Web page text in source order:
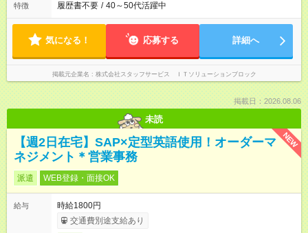
特徴 履歴書不要 / 40～50代活躍中
気になる！ 応募する 詳細へ
掲載元企業名 株式会社スタッフサービス ＩＴソリューションブロック
掲載日：2026.08.06
未読
NEW
【週2日在宅】SAP×定型英語使用！オーダーマ
ネジメント＊営業事務
派遣 WEB登録・面接OK
給与
時給1800円
交通費別途支給あり